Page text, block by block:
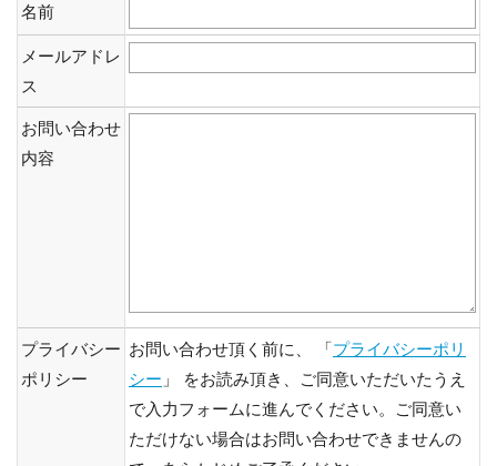
名前
メールアドレ
ス
お問い合わせ
内容
プライバシー
ポリシー
お問い合わせ頂く前に、 「プライバシーポリ
シー 」 をお読み頂き、ご同意いただいたうえ
で入力フォームに進んでください。ご同意い
ただけない場合はお問い合わせできませんの